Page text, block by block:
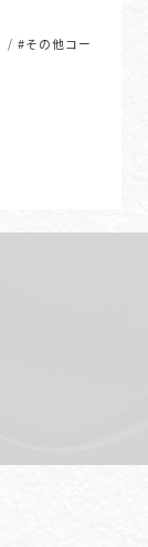
/ #その他コー